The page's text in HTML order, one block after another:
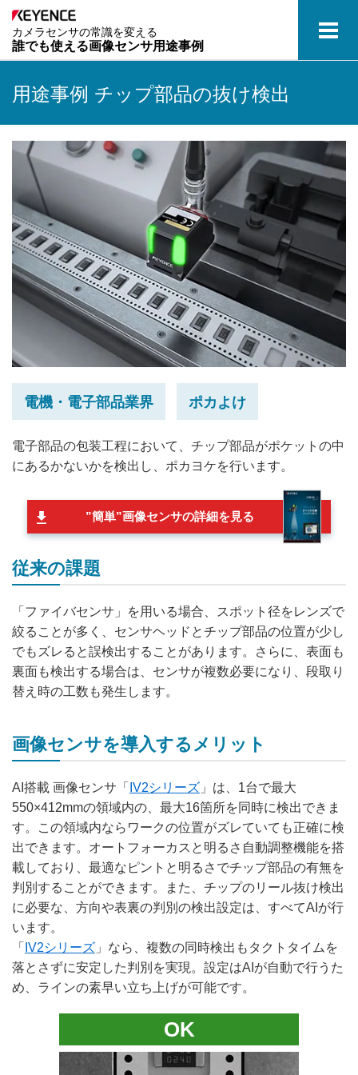
カメラセンサの常識を変える
誰でも使える画像センサ用途事例
業界別用途事例
用語集
ご相談・お問い合わせ
用途事例 チップ部品の抜け検出
電機・電子部品業界 ポカよけ
電子部品の包装工程において、チップ部品がポケットの中
にあるかないかを検出し、ポカヨケを行います。
”簡単”画像センサの詳細を見る
従来の課題
「ファイバセンサ」を用いる場合、スポット径をレンズで
絞ることが多く、センサヘッドとチップ部品の位置が少し
でもズレると誤検出することがあります。さらに、表面も
裏面も検出する場合は、センサが複数必要になり、段取り
替え時の工数も発生します。
画像センサを導入するメリット
AI搭載 画像センサ「 IV2シリーズ 」は、1台で最大
550×412mmの領域内の、最大16箇所を同時に検出できま
す。この領域内ならワークの位置がズレていても正確に検
出できます。オートフォーカスと明るさ自動調整機能を搭
載しており、最適なピントと明るさでチップ部品の有無を
判別することができます。また、チップのリール抜け検出
に必要な、方向や表裏の判別の検出設定は、すべてAIが行
います。
「 IV2シリーズ 」なら、複数の同時検出もタクトタイムを
落とさずに安定した判別を実現。設定はAIが自動で行うた
め、ラインの素早い立ち上げが可能です。
OK